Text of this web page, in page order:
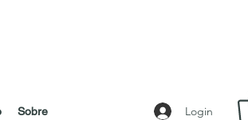
Login
Sobre